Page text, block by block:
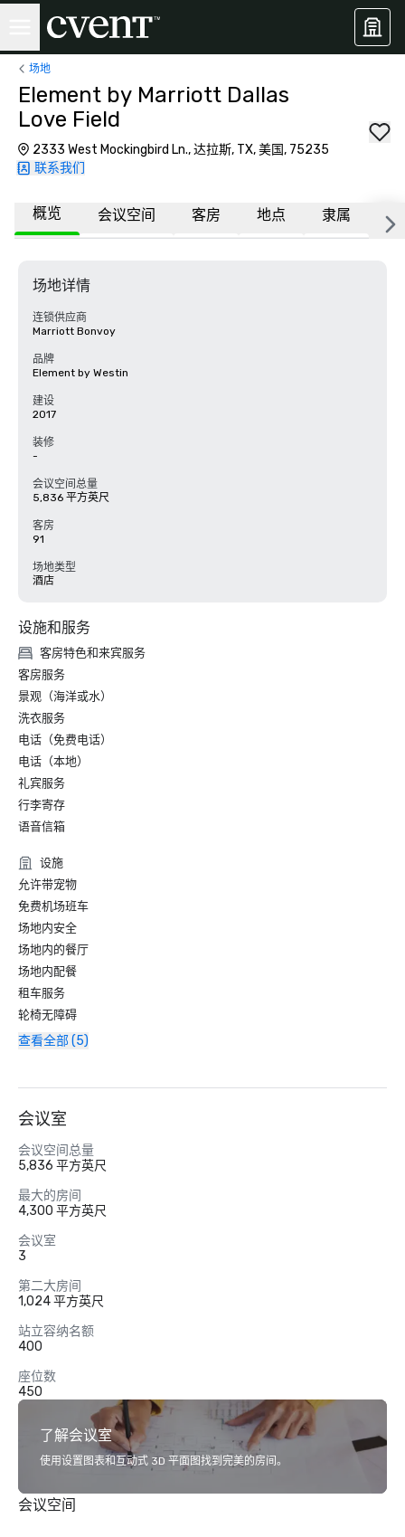
场地
Element by Marriott Dallas
Love Field
2333 West Mockingbird Ln., 达拉斯, TX, 美国, 75235
联系我们
概览 会议空间 客房 地点 隶属 更
场地详情
连锁供应商
Marriott Bonvoy
品牌
Element by Westin
建设
2017
装修
-
会议空间总量
5,836 平方英尺
客房
91
场地类型
酒店
设施和服务
客房特色和来宾服务
客房服务
景观（海洋或水）
洗衣服务
电话（免费电话）
电话（本地）
礼宾服务
行李寄存
语音信箱
设施
允许带宠物
免费机场班车
场地内安全
场地内的餐厅
场地内配餐
租车服务
轮椅无障碍
查看全部 (5)
会议室
会议空间总量
5,836 平方英尺
最大的房间
4,300 平方英尺
会议室
3
第二大房间
1,024 平方英尺
站立容纳名额
400
座位数
450
了解会议室
使用设置图表和互动式 3D 平面图找到完美的房间。
会议空间